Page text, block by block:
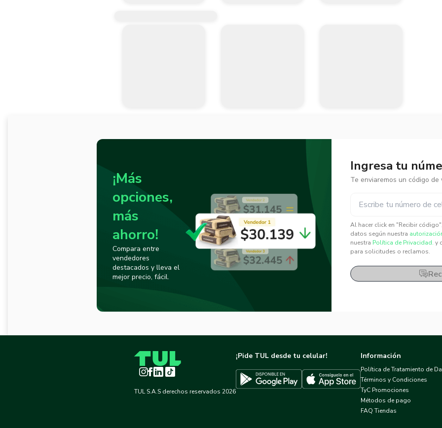
¡Más
opciones,
más
ahorro!
Compara entre
vendedores
destacados y lleva el
mejor precio, fácil.
Ingresa tu
Te enviaremos un código de
Al hacer click en "Recibir
datos según nuestra
nuestra Política de Privacidad. y
para solicitudes o reclamos.
Instagram
Facebook
LinkedInTikTok
TUL S.A.S derechos reservados 2026
¡Pide TUL desde tu celular!
Descargar TUL en Google PlayDescargar TUL en App Store
Información
Política de Tratamiento de
Términos y Condiciones
TyC Promociones
Métodos de pago
FAQ Tiendas